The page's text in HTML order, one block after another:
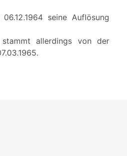
seine Auflösung
allerdings von der